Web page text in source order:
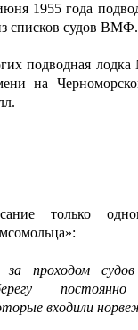
1955 года
списков судов ВМФ.
подводная
на
только
за проходом
постоянно
входили